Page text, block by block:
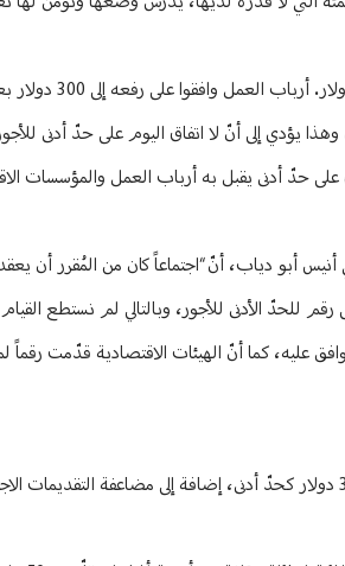
ويختم شمس الدين:
كما أنّ الاتحاد العمالي العام يطالب بـ 900 دولار لكنه يقبل بـ 500، وهذا يؤدي
على حدّ أدنى يقبل به أرباب العمل والمؤسسات
رقم للحدّ الأدنى للأجور، وبالتالي لم نستطع
عليه، كما أنّ الهيئات الاقتصادية قدّمت
ويشير أبو دياب لـ “نداء الوطن”، إلى أنّ “الهيئات الاقتصادية اقترحت مبلغ 300 دولار